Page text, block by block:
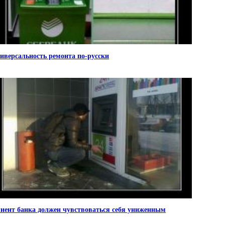
ремонта по-русски
банка должен чувствоваться себя униженным